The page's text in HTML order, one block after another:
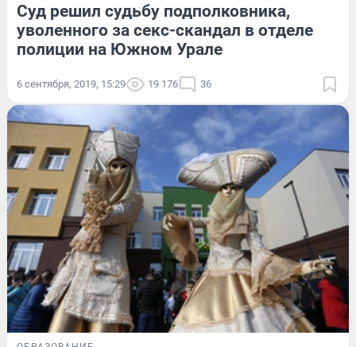
Суд решил судьбу подполковника,
уволенного за секс-скандал в отделе
полиции на Южном Урале
6 сентября, 2019, 15:29 19 176 36